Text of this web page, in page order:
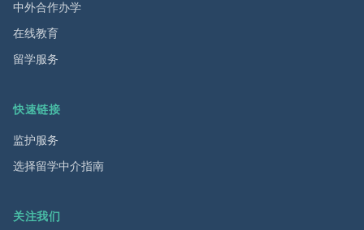
中外合作办学
在线教育
留学服务
快速链接
监护服务
选择留学中介指南
关注我们